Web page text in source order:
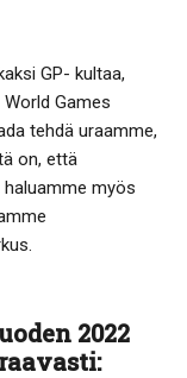
GP- kultaa,
Games
tehdä uraamme,
on, että
myös
2022